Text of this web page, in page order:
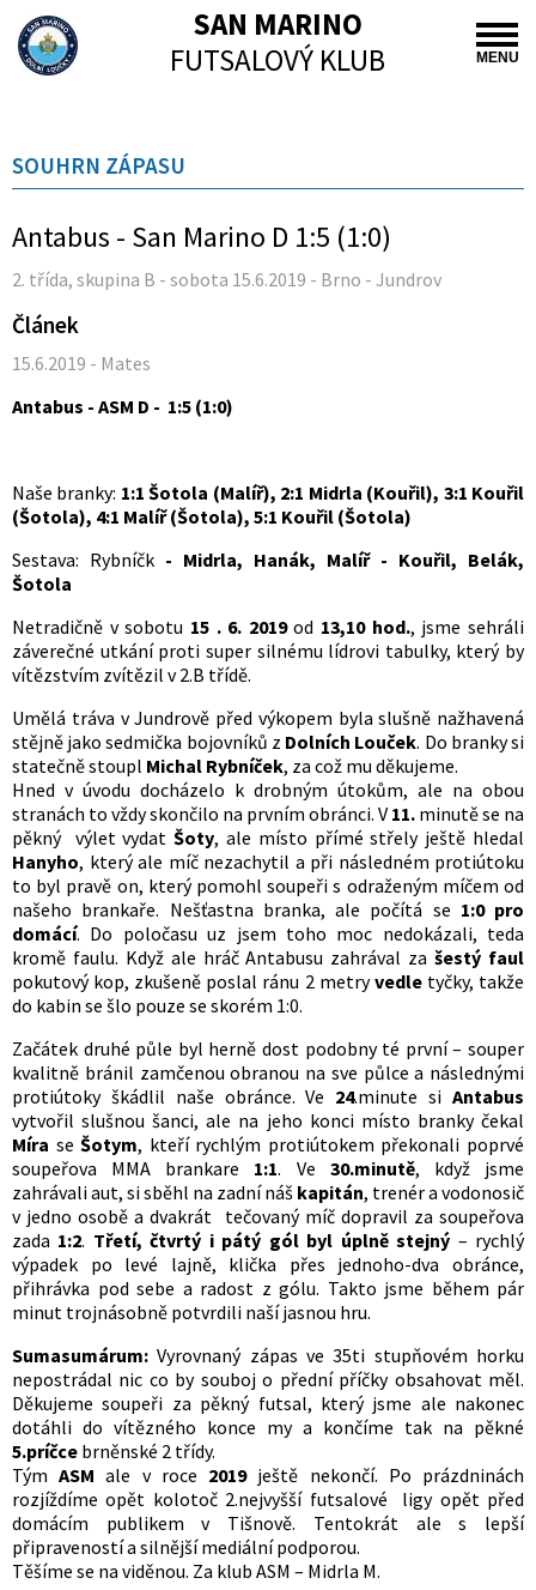
MENU
SAN MARINO
FUTSALOVÝ KLUB
SOUHRN ZÁPASU
Antabus - San Marino D 1:5 (1:0)
2. třída, skupina B - sobota 15.6.2019 - Brno - Jundrov
Článek
15.6.2019 - Mates
Antabus - ASM D - 1:5 (1:0)
Naše branky: 1:1 Šotola (Malíř), 2:1 Midrla (Kouřil), 3:1 Kouřil
(Šotola), 4:1 Malíř (Šotola), 5:1 Kouřil (Šotola)
Sestava: Rybníčk - Midrla, Hanák, Malíř - Kouřil, Belák,
Šotola
Netradičně v sobotu 15 . 6. 2019od 13,10 hod., jsme sehráli
záverečné utkání proti super silnému lídrovi tabulky, který by
vítězstvím zvítězil v 2.B třídě.
Umělá tráva v Jundrově před výkopem byla slušně nažhavená
stějně jako sedmička bojovníků z Dolních Louček. Do branky si
statečně stoupl Michal Rybníček, za což mu děkujeme.
Hned v úvodu docházelo k drobným útokům, ale na obou
stranách to vždy skončilo na prvním obránci. V 11. minutě se na
pěkný výlet vydatŠoty, ale místo přímé střely ještě hledal
Hanyho, který ale míč nezachytil a při následném protiútoku
to byl pravě on, který pomohl soupeři s odraženým míčem od
našeho brankaře. Nešťastna branka, ale počítá se 1:0 pro
domácí. Do poločasu uz jsem toho moc nedokázali, teda
kromě faulu. Když ale hráč Antabusu zahrával zašestý faul
pokutový kop, zkušeně poslal ránu 2 metryvedletyčky, takže
do kabin se šlo pouze se skorém 1:0.
Začátek druhé půle byl herně dost podobny té první – souper
kvalitně bránil zamčenou obranou na sve půlce a následnými
protiútoky škádlil naše obránce. Ve 24.minute siAntabus
vytvořil slušnou šanci, ale na jeho konci místo branky čekal
Míra seŠotym, kteří rychlým protiútokem překonali poprvé
soupeřova MMA brankare 1:1. Ve 30.minutě, když jsme
zahrávali aut, si sběhl na zadní náš kapitán, trenér a vodonosič
v jedno osobě a dvakrát tečovaný míč dopravil za soupeřova
zada 1:2. Třetí, čtvrtý i pátý gól byl úplně stejný – rychlý
výpadek po levé lajně, klička přes jednoho-dva obránce,
přihrávka pod sebe a radost z gólu. Takto jsme během pár
minut trojnásobně potvrdili naší jasnou hru.
Sumasumárum: Vyrovnaný zápas ve 35ti stupňovém horku
nepostrádal nic co by souboj o přední příčky obsahovat měl.
Děkujeme soupeři za pěkný futsal, který jsme ale nakonec
dotáhli do vítězného konce my a končíme tak na pěkné
5.príčce brněnské 2 třídy.
TýmASM ale v roce 2019ještě nekončí. Po prázdninách
rozjíždíme opět kolotoč 2.nejvyšší futsalové ligy opět před
domácím publikem v Tišnově. Tentokrát ale s lepší
připraveností a silnější mediální podporou.
Těšíme se na viděnou. Za klub ASM – Midrla M.